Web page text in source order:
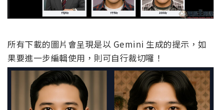
所有下載的圖片會呈現是以 Gemini 生成的提示，如
果要進一步編輯使用，則可自行裁切囉！